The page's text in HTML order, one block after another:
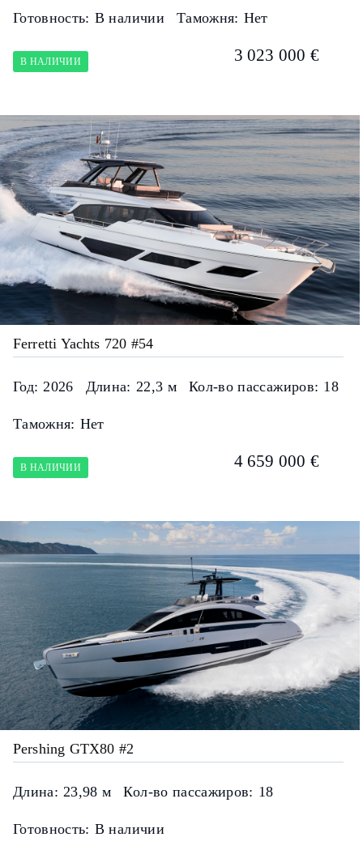
Готовность: В наличии Таможня: Нет
В НАЛИЧИИ 3 023 000 €
Ferretti Yachts 720 #54
Год: 2026 Длина: 22,3 м Кол-во пассажиров: 18
Таможня: Нет
В НАЛИЧИИ 4 659 000 €
Pershing GTX80 #2
Длина: 23,98 м Кол-во пассажиров: 18
Готовность: В наличии